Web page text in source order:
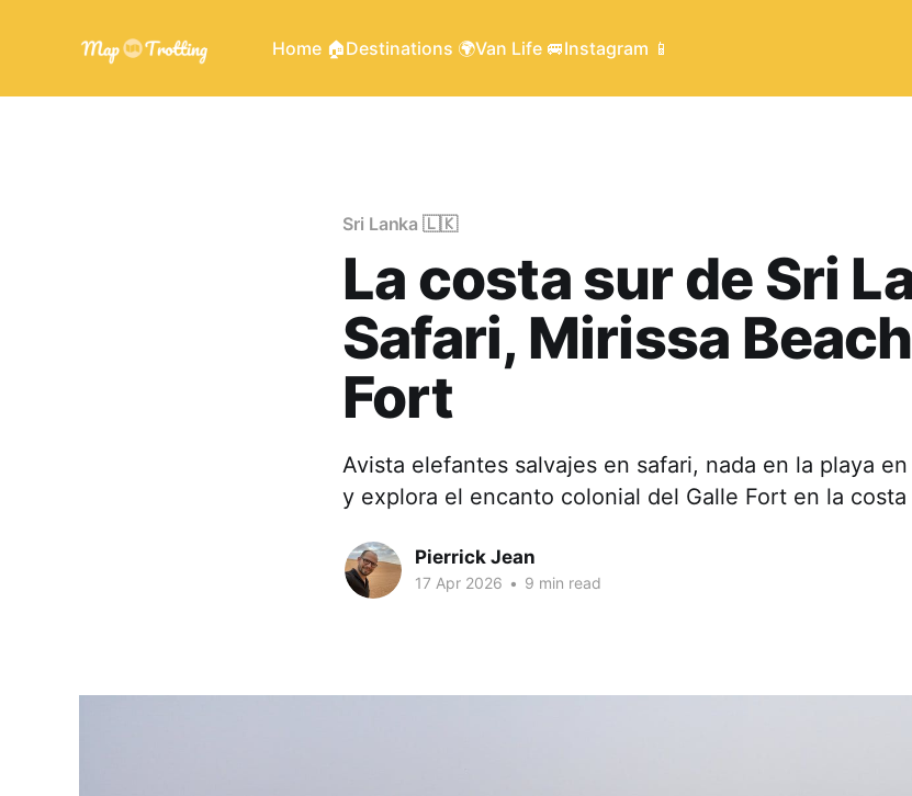
Home 🏠Destinations 🌍Van Life 🚐Instagram 📱
Sri Lanka 🇱🇰
La costa sur de Sri
Safari, Mirissa
Fort
Avista elefantes salvajes en safari, nada en la playa
y explora el encanto colonial del Galle Fort en la costa
Pierrick Jean
17 Apr 2026 • 9 min read